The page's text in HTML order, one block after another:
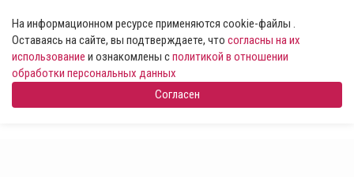
На информационном ресурсе применяются cookie-файлы .
Оставаясь на сайте, вы подтверждаете, что согласны на их
использование и ознакомлены сполитикой в отношении
обработки персональных данных
Согласен